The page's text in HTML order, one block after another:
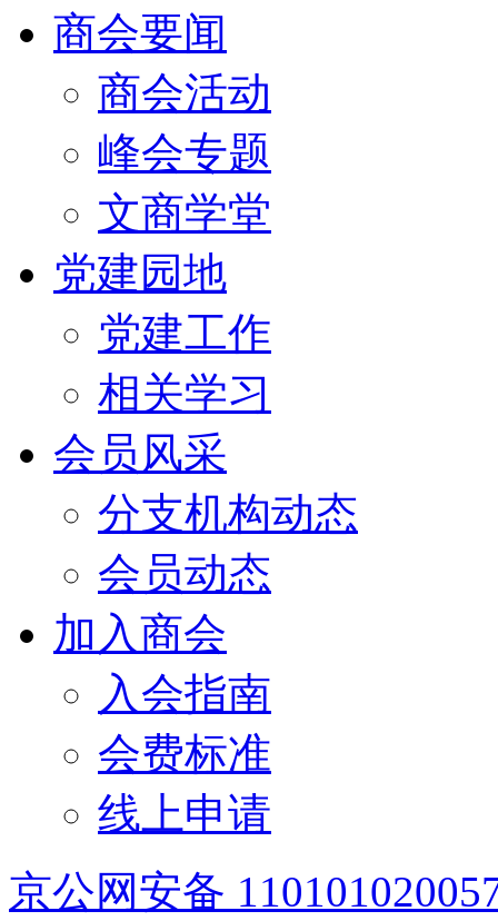
商会要闻
商会活动
峰会专题
文商学堂
党建园地
党建工作
相关学习
会员风采
分支机构动态
会员动态
加入商会
入会指南
会费标准
线上申请
京公网安备